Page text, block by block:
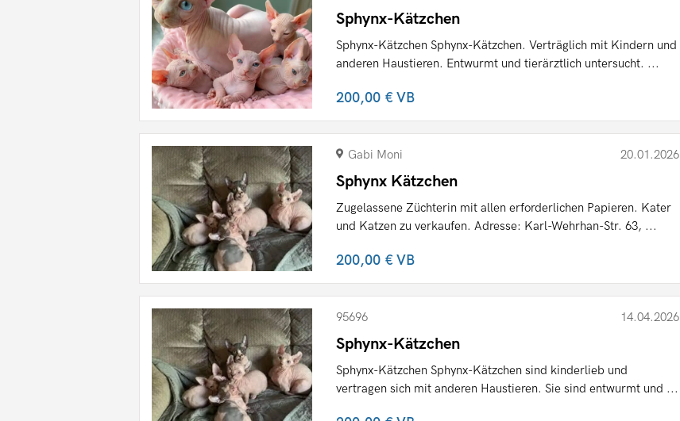
Sphynx-Kätzchen
Sphynx-Kätzchen Sphynx-Kätzchen. Verträglich mit Kindern und
anderen Haustieren. Entwurmt und tierärztlich untersucht. ...
200,00 €VB
Gabi Moni 20.01.2026
Sphynx Kätzchen
Zugelassene Züchterin mit allen erforderlichen Papieren. Kater
und Katzen zu verkaufen. Adresse: Karl-Wehrhan-Str. 63, ...
200,00 €VB
95696 14.04.2026
Sphynx-Kätzchen
Sphynx-Kätzchen Sphynx-Kätzchen sind kinderlieb und
vertragen sich mit anderen Haustieren. Sie sind entwurmt und ...